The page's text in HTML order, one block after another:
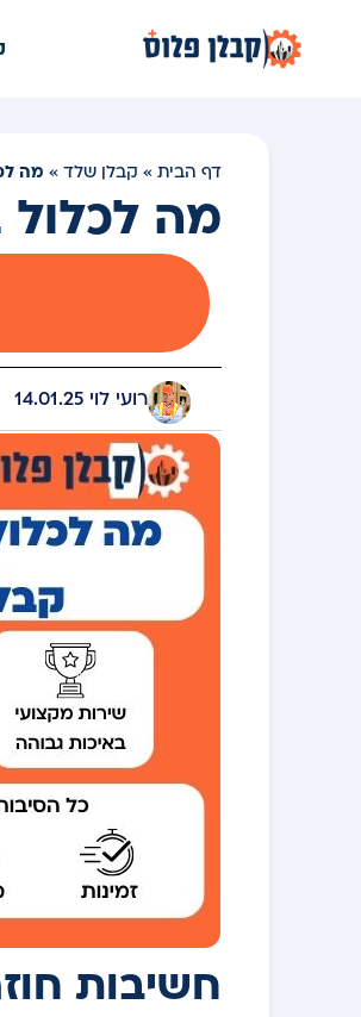
דף הבית » קבלן שלד » מה
מה
רועי לוי 14.01.25
חשיבות